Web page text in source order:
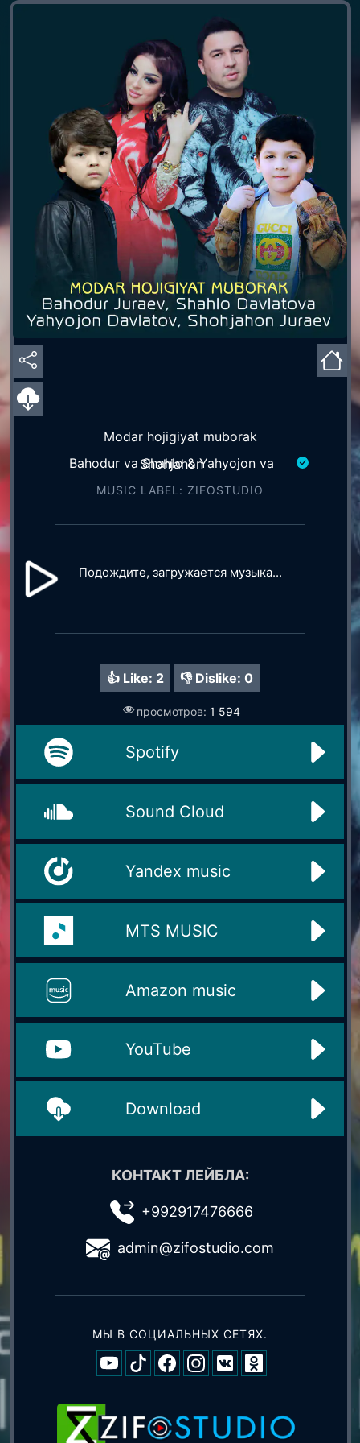
Modar hojigiyat muborak
Bahodur va Shahlo & Yahyojon va Shohjahon
MUSIC LABEL: ZIFOSTUDIO
Подождите, загружается музыка...
👍 Like: 2 👎 Dislike: 0
просмотров: 1 594
Spotify
Sound Cloud
Yandex music
MTS MUSIC
Amazon music
YouTube
Download
КОНТАКТ ЛЕЙБЛА:
+992917476666
admin@zifostudio.com
МЫ В СОЦИАЛЬНЫХ СЕТЯХ.